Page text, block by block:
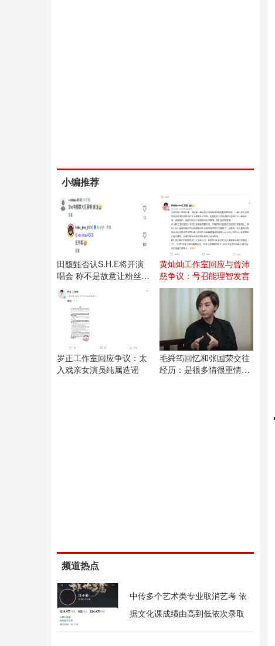
小编推荐
田馥甄否认S.H.E将开演
唱会 称不是故意让粉丝失
望
黄灿灿工作室回应与曾沛
慈争议：号召能理智发言
罗正工作室回应争议：太
入戏亲女演员纯属造谣
毛舜筠回忆和张国荣交往
经历：是很多情很重情的
频道热点
中传多个艺术类专业取消艺考 依
据文化课成绩由高到低依次录取